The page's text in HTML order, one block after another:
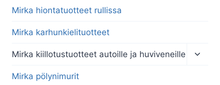
Mirka hiontatuotteet rullissa
Mirka karhunkielituotteet
Mirka kiillotustuotteet autoille ja huviveneille
Mirka pölynimurit